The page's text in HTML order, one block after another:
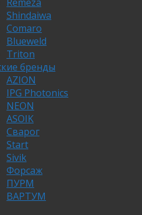
Shindaiwa
Comaro
Blueweld
Triton
бренды
AZION
IPG Photonics
NEON
ASOIK
Сварог
Start
Sivik
Форсаж
ПУРМ
ВАРТУМ